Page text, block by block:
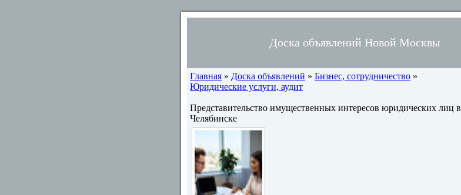
Доска объявлений Новой Москвы
Главная » Доска объявлений » Бизнес, сотрудничество »
Юридические услуги, аудит
Представительство имущественных интересов юридических лиц в
Челябинске